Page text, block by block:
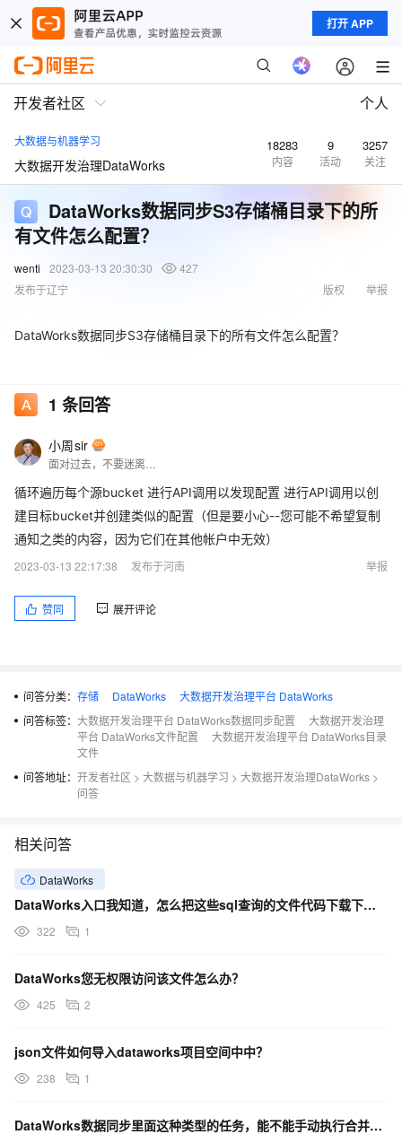
打开 APP
开发者社区 个人
大数据与机器学习
大数据开发治理DataWorks
18283
内容
9
活动
3257
关注
DataWorks数据同步S3存储桶目录下的所
有文件怎么配置？
wenti 2023-03-13 20:30:30
427
发布于辽宁
举报
版权
DataWorks数据同步S3存储桶目录下的所有文件怎么配置？
1 条回答
小周sir
循环遍历每个源bucket 进行API调用以发现配置 进行API调用以创
建目标bucket并创建类似的配置（但是要小心--您可能不希望复制
通知之类的内容，因为它们在其他帐户中无效）
2023-03-13 22:17:38
发布于河南 举报
赞同 展开评论
问答分类： 存储 DataWorks
大数据开发治理平台 DataWorks
问答标签： 大数据开发治理平台 DataWorks数据同步配置
大数据开发治理
平台 DataWorks文件配置
大数据开发治理平台 DataWorks目录
文件
问答地址： 开发者社区 > 大数据与机器学习 > 大数据开发治理DataWorks >
问答
相关问答
DataWorks
DataWorks入口我知道，怎么把这些sql查询的文件代码下载下来呢，把这些下载下来？
322 1
DataWorks您无权限访问该文件怎么办？
425 2
json文件如何导入dataworks项目空间中中？
238 1
DataWorks数据同步里面这种类型的任务，能不能手动执行合并，我现在配置的是t+1合并？